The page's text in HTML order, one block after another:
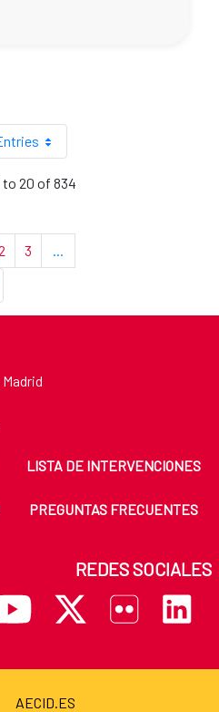
to 20 of 834
PagePage
3
Intermediate Pages Use
LISTA DE INTERVENCIONES
PREGUNTAS FRECUENTES
REDES SOCIALES
AECID.ES